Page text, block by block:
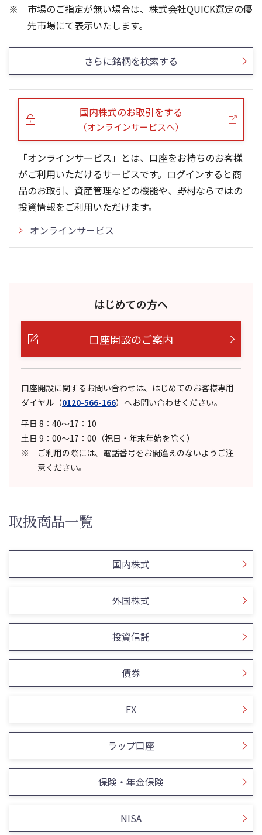
25/12
25/10
25/08
25/06
25/04 24/01
23/01
22/01
21/01
市場のご指定が無い場合は、株式会社QUICK選定の優
先市場にて表示いたします。
さらに銘柄を検索する
国内株式のお取引をする
（オンラインサービスへ）
「オンラインサービス」とは、口座をお持ちのお客様
がご利用いただけるサービスです。ログインすると商
品のお取引、資産管理などの機能や、野村ならではの
投資情報をご利用いただけます。
オンラインサービス
はじめての方へ
口座開設のご案内
口座開設に関するお問い合わせは、はじめてのお客様専用
ダイヤル （0120-566-166） へお問い合わせください。
平日 8：40～17：10
土日 9：00～17：00（祝日・年末年始を除く）
ご利用の際には、電話番号をお間違えのないようご注
意ください。
取扱商品一覧
国内株式
外国株式
投資信託
債券
FX
ラップ口座
保険・年金保険
NISA